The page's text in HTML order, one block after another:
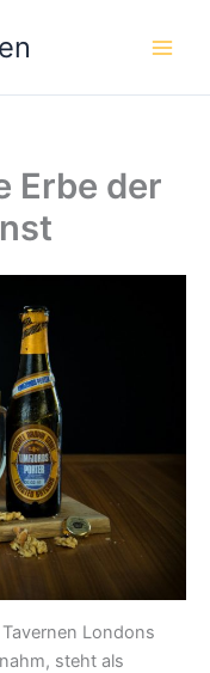
Erbe der
Londons
steht als